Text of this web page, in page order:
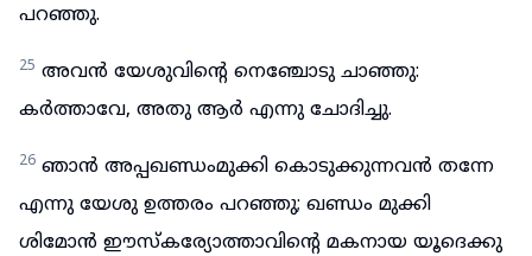
പറഞ്ഞു.
25 അവൻ യേശുവിന്റെ നെഞ്ചോടു ചാഞ്ഞു:
കർത്താവേ, അതു ആർ എന്നു ചോദിച്ചു.
26 ഞാൻ അപ്പഖണ്ഡംമുക്കി കൊടുക്കുന്നവൻ തന്നേ
എന്നു യേശു ഉത്തരം പറഞ്ഞു; ഖണ്ഡം മുക്കി
ശിമോൻ ഈസ്കര്യോത്താവിന്റെ മകനായ യൂദെക്കു